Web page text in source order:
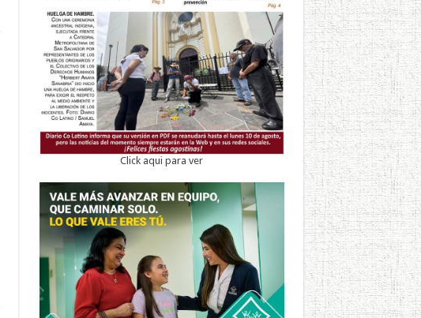
Click aqui para ver